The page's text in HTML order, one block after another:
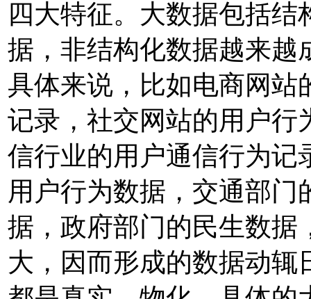
四大特征。大数据包括
据，非结构化数据越来越
具体来说，比如电商网站
记录，社交网站的用户行
信行业的用户通信行为记
用户行为数据，交通部
据，政府部门的民生数据
大，因而形成的数据动辄